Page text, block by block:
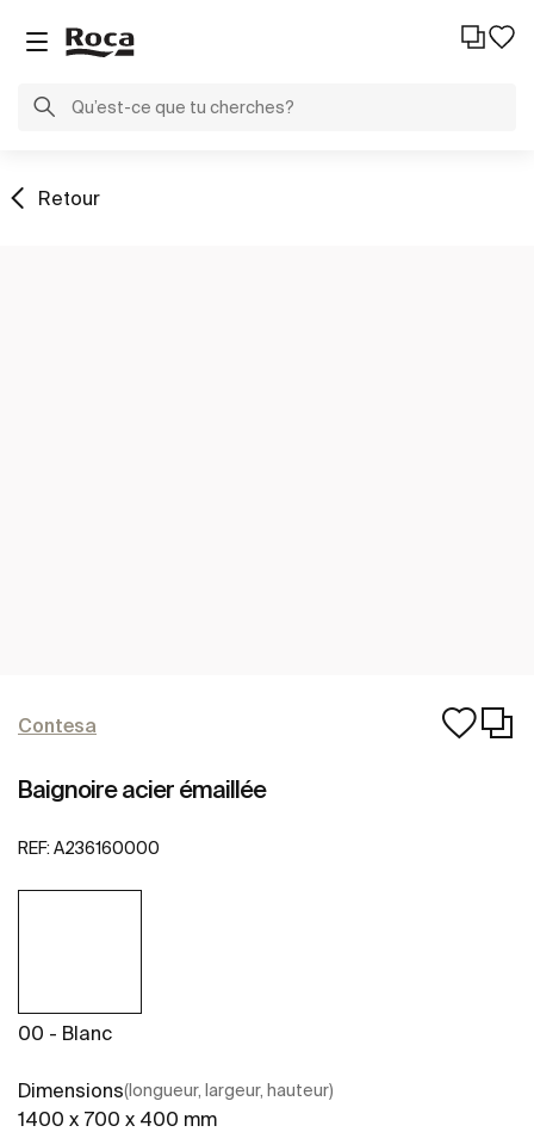
Retour
Contesa
Baignoire acier émaillée
REF: A236160000
00 - Blanc
Dimensions(longueur, largeur, hauteur)
1400 x 700 x 400 mm